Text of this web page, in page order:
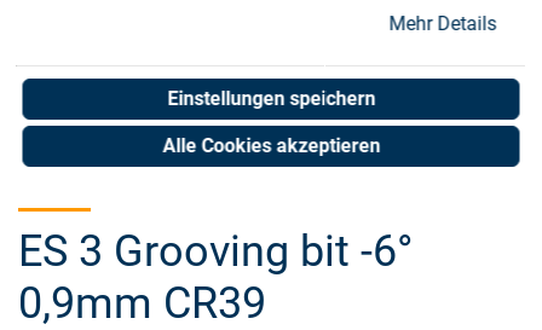
Mehr Details
Einstellungen speichern
Alle Cookies akzeptieren
ES 3 Grooving bit -6°
0,9mm CR39